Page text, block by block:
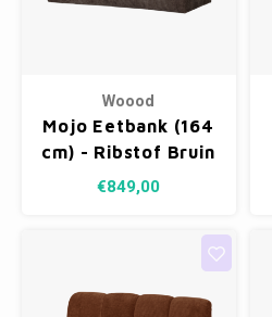
Woood
Mojo Eetbank (164
cm) - Ribstof Bruin
€849,00